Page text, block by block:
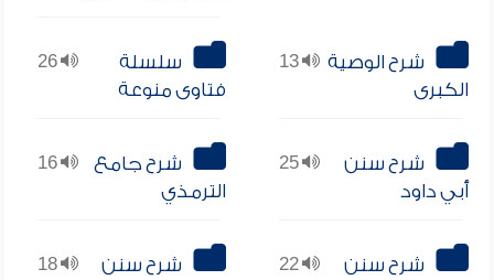
13
شرح الوصية
الكبرى
26
سلسلة
فتاوى منوعة
25
شرح سنن
أبي داود
16
شرح جامع
الترمذي
22
شرح سنن
18
شرح سنن